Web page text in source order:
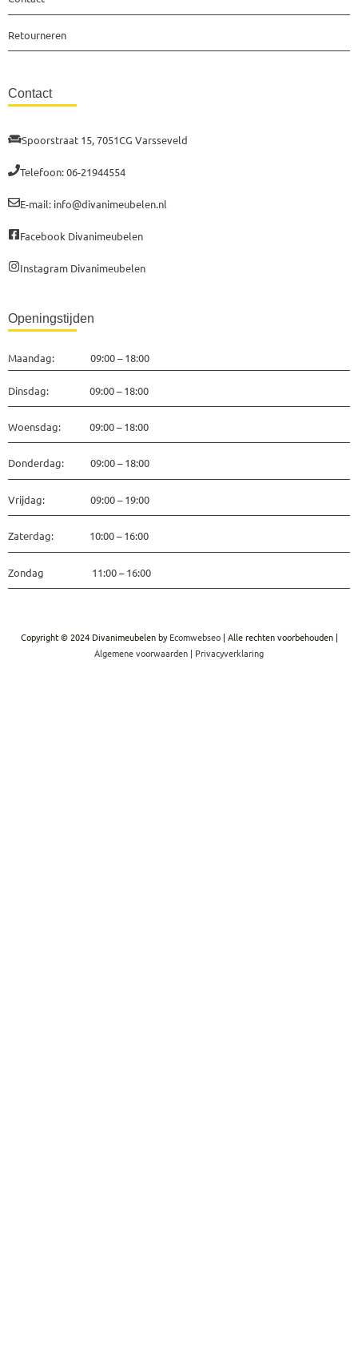
Retourneren
Contact
Spoorstraat 15, 7051CG Varsseveld
Telefoon: 06-21944554
E-mail: info@divanimeubelen.nl
Facebook Divanimeubelen
Instagram Divanimeubelen
Openingstijden
Maandag: 09:00 – 18:00
Dinsdag: 09:00 – 18:00
Woensdag: 09:00 – 18:00
Donderdag: 09:00 – 18:00
Vrijdag: 09:00 – 19:00
Zaterdag: 10:00 – 16:00
Zondag 11:00 – 16:00
Copyright © 2024 Divanimeubelen byEcomwebseo| Alle rechten voorbehouden |
Algemene voorwaarden | Privacyverklaring